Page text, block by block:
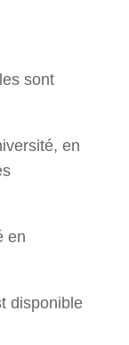
sont
en
en
disponible